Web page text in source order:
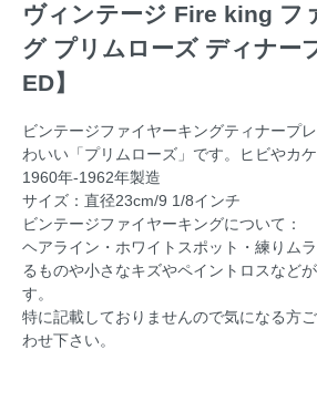
ヴィンテージ Fire king フ
グ プリムローズ ディナー
ED】
ビンテージファイヤーキングティナープ
わいい「プリムローズ」です。ヒビやカケ
1960年-1962年製造
サイズ：直径23cm/9 1/8インチ
ビンテージファイヤーキングについて：
ヘアライン・ホワイトスポット・練りム
るものや小さなキズやペイントロスなど
す。
特に記載しておりませんので気になる方
わせ下さい。